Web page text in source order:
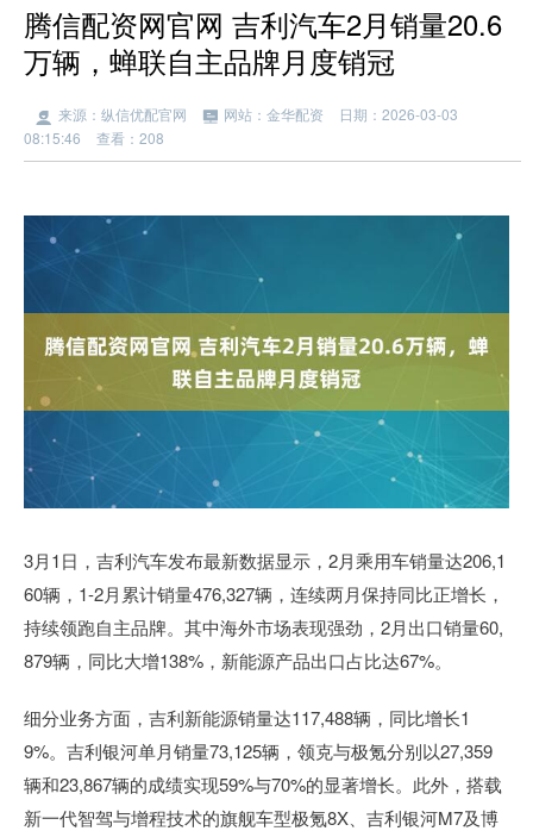
腾信配资网官网 吉利汽车2月销量20.6
万辆，蝉联自主品牌月度销冠
来源：纵信优配官网 网站：金华配资
日期：2026-03-03
08:15:46
查看：208
3月1日，吉利汽车发布最新数据显示，2月乘用车销量达206,1
60辆，1-2月累计销量476,327辆，连续两月保持同比正增长，
持续领跑自主品牌。其中海外市场表现强劲，2月出口销量60,
879辆，同比大增138%，新能源产品出口占比达67%。
细分业务方面，吉利新能源销量达117,488辆，同比增长1
9%。吉利银河单月销量73,125辆，领克与极氪分别以27,359
辆和23,867辆的成绩实现59%与70%的显著增长。此外，搭载
新一代智驾与增程技术的旗舰车型极氪8X、吉利银河M7及博